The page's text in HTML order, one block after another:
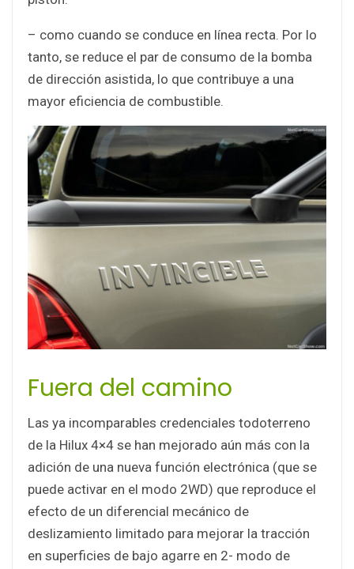
– como cuando se conduce en línea recta. Por lo
tanto, se reduce el par de consumo de la bomba
de dirección asistida, lo que contribuye a una
mayor eficiencia de combustible.
Fuera del camino
Las ya incomparables credenciales todoterreno
de la Hilux 4×4 se han mejorado aún más con la
adición de una nueva función electrónica (que se
puede activar en el modo 2WD) que reproduce el
efecto de un diferencial mecánico de
deslizamiento limitado para mejorar la tracción
en superficies de bajo agarre en 2- modo de